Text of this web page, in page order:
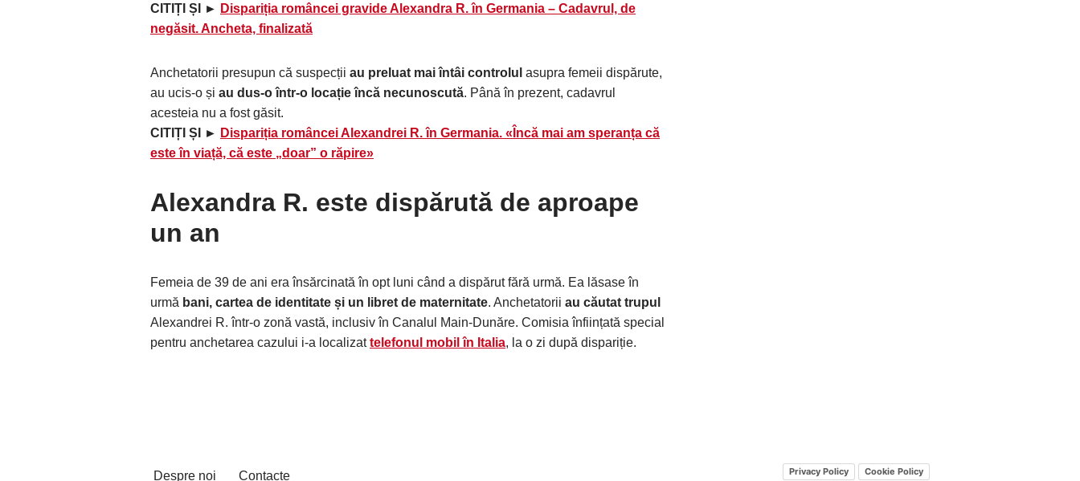
CITIȚI ȘI ► Dispariția româncei gravide Alexandra R. în Germania – Cadavrul, de
negăsit. Ancheta, finalizată
Anchetatorii presupun că suspecții au preluat mai întâi controlul asupra femeii dispărute,
au ucis-o și au dus-o într-o locație încă necunoscută. Până în prezent, cadavrul
acesteia nu a fost găsit.
CITIȚI ȘI ► Dispariția româncei Alexandrei R. în Germania. «Încă mai am speranța că
este în viață, că este „doar” o răpire»
Alexandra R. este dispărută de aproape
un an
Femeia de 39 de ani era însărcinată în opt luni când a dispărut fără urmă. Ea lăsase în
urmă bani, cartea de identitate și un libret de maternitate. Anchetatorii au căutat trupul
Alexandrei R. într-o zonă vastă, inclusiv în Canalul Main-Dunăre. Comisia înființată special
pentru anchetarea cazului i-a localizattelefonul mobil în Italia, la o zi după dispariție.
Despre noi Contacte Privacy Policy Cookie Policy